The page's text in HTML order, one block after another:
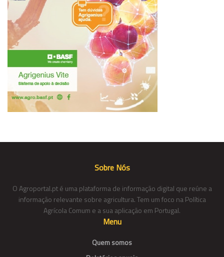
Sobre Nós
O Agroportal.pt é uma plataforma de informação digital que reúne a
informação relevante sobre agricultura. Tem um foco na Política
Agrícola Comum e a sua aplicação em Portugal.
Menu
Quem somos